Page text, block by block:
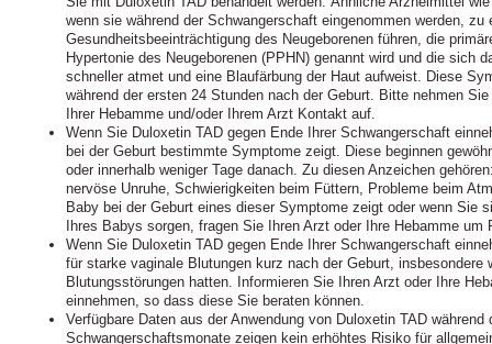
wenn sie während der Schwangerschaft eingenommen werden, zu
Gesundheitsbeeinträchtigung des Neugeborenen führen, die
Hypertonie des Neugeborenen (PPHN) genannt wird und die sich
schneller atmet und eine Blaufärbung der Haut aufweist. Diese
während der ersten 24 Stunden nach der Geburt. Bitte nehmen
Ihrer Hebamme und/oder Ihrem Arzt Kontakt auf.
Wenn Sie Duloxetin TAD gegen Ende Ihrer Schwangerschaft
bei der Geburt bestimmte Symptome zeigt. Diese beginnen
oder innerhalb weniger Tage danach. Zu diesen Anzeichen
nervöse Unruhe, Schwierigkeiten beim Füttern, Probleme beim
Baby bei der Geburt eines dieser Symptome zeigt oder wenn Sie
Ihres Babys sorgen, fragen Sie Ihren Arzt oder Ihre Hebamme um
Wenn Sie Duloxetin TAD gegen Ende Ihrer Schwangerschaft
für starke vaginale Blutungen kurz nach der Geburt, insbesondere
Blutungsstörungen hatten. Informieren Sie Ihren Arzt oder Ihre
einnehmen, so dass diese Sie beraten können.
Verfügbare Daten aus der Anwendung von Duloxetin TAD während
Schwangerschaftsmonate zeigen kein erhöhtes Risiko für